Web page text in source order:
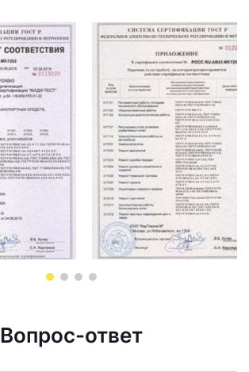
Вопрос-ответ